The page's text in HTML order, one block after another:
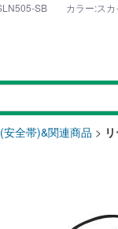
SB カラー:スカ
全帯)&関連商品 >